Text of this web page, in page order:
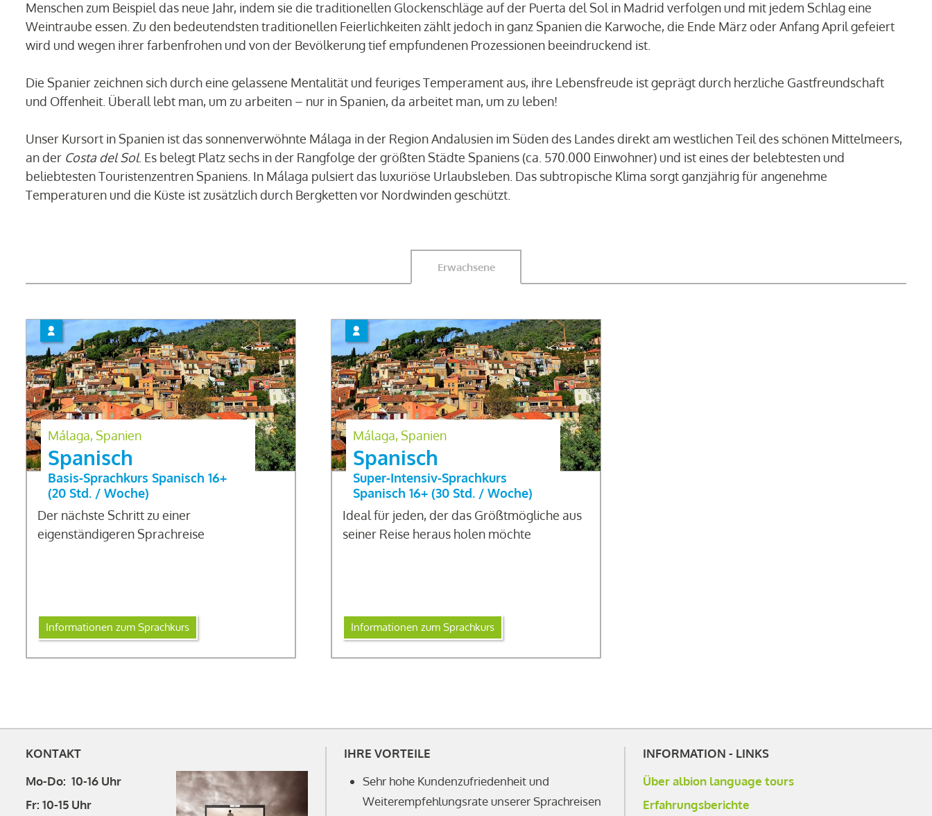
Menschen zum Beispiel das neue Jahr, indem sie die traditionellen Glockenschläge auf der Puerta del Sol in Madrid verfolgen und mit jedem Schlag eine
Weintraube essen. Zu den bedeutendsten traditionellen Feierlichkeiten zählt jedoch in ganz Spanien die Karwoche, die Ende März oder Anfang April gefeiert
wird und wegen ihrer farbenfrohen und von der Bevölkerung tief empfundenen Prozessionen beeindruckend ist.
Die Spanier zeichnen sich durch eine gelassene Mentalität und feuriges Temperament aus, ihre Lebensfreude ist geprägt durch herzliche Gastfreundschaft
und Offenheit. Überall lebt man, um zu arbeiten – nur in Spanien, da arbeitet man, um zu leben!
Unser Kursort in Spanien ist das sonnenverwöhnte Málaga in der Region Andalusien im Süden des Landes direkt am westlichen Teil des schönen Mittelmeers,
an der Costa del Sol. Es belegt Platz sechs in der Rangfolge der größten Städte Spaniens (ca. 570.000 Einwohner) und ist eines der belebtesten und
beliebtesten Touristenzentren Spaniens. In Málaga pulsiert das luxuriöse Urlaubsleben. Das subtropische Klima sorgt ganzjährig für angenehme
Temperaturen und die Küste ist zusätzlich durch Bergketten vor Nordwinden geschützt.
Erwachsene
Málaga, Spanien
Spanisch
Basis-Sprachkurs Spanisch 16+
(20 Std. / Woche)
Der nächste Schritt zu einer
eigenständigeren Sprachreise
Informationen zum Sprachkurs
Málaga, Spanien
Spanisch
Super-Intensiv-Sprachkurs
Spanisch 16+ (30 Std. / Woche)
Ideal für jeden, der das Größtmögliche aus
seiner Reise heraus holen möchte
Informationen zum Sprachkurs
KONTAKT
Mo-Do: 10-16 Uhr
Fr: 10-15 Uhr
IHRE VORTEILE
Sehr hohe Kundenzufriedenheit und
Weiterempfehlungsrate unserer Sprachreisen
INFORMATION - LINKS
Über albion language tours
Erfahrungsberichte